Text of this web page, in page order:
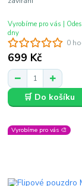
0
699 Kč
Vyrobíme pro vás |
dny
🛒 Do košíku
Vyrobíme pro vás 🎨